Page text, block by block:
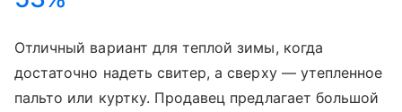
Отличный вариант для теплой зимы, когда
достаточно надеть свитер, а сверху — утепленное
пальто или куртку. Продавец предлагает большой